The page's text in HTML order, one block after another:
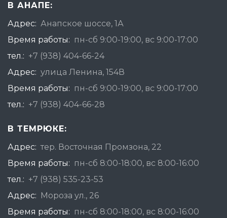
В АНАПЕ:
Адрес: Анапское шоссе, 1А
Время работы: пн-сб 9:00-19:00, вс 9:00-17:00
тел.: +7 (938) 404-66-24
Адрес: улица Ленина, 154В
Время работы: пн-сб 9:00-19:00, вс 9:00-17:00
тел.: +7 (938) 404-66-28
В ТЕМРЮКЕ:
Адрес: тер. Восточная Промзона, 22
Время работы: пн-сб 8:00-18:00, вс 8:00-16:00
тел.: +7 (938) 535-23-53
Адрес: Мороза ул., 26
Время работы: пн-сб 8:00-18:00, вс 8:00-16:00